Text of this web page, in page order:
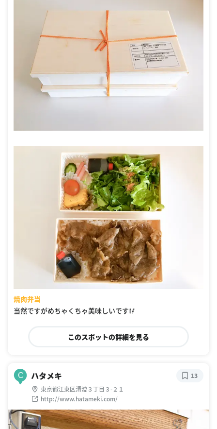
焼肉弁当
当然ですがめちゃくちゃ美味しいです🥢
このスポットの詳細を見る
C ハタメキ
東京都江東区清澄３丁目３-２１
http://www.hatameki.com/
13